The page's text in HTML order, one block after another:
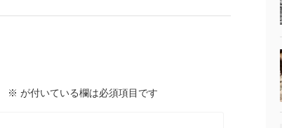
※ が付いている欄は必須項目です